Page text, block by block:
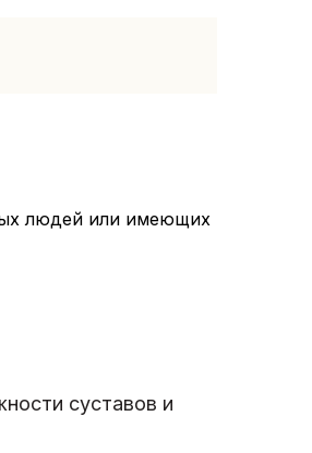
людей или имеющих
суставов и